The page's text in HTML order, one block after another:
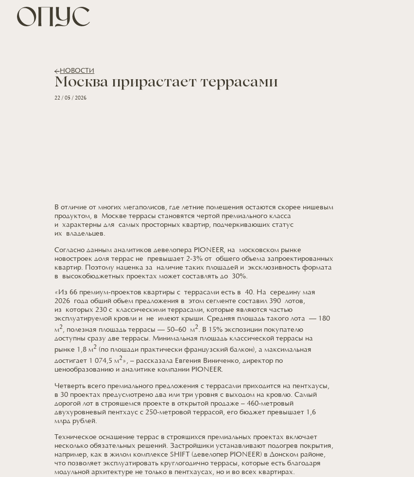
НОВОСТИ
Москва прирастает террасами
22 / 05 / 2026
В отличие от многих мегаполисов, где летние помещения остаются скорее нишевым
продуктом, в Москве террасы становятся чертой премиального класса
и характерны для самых просторных квартир, подчеркивающих статус
их владельцев.
Согласно данным аналитиков девелопера PIONEER, на московском рынке
новостроек доля террас не превышает 2-3% от общего объема запроектированных
квартир. Поэтому наценка за наличие таких площадей и эксклюзивность формата
в высокобюджетных проектах может составлять до 30%.
«Из 66 премиум-проектов квартиры с террасами есть в 40. На середину мая
2026 года общий объем предложения в этом сегменте составил 390 лотов,
из которых 230 с классическими террасами, которые являются частью
эксплуатируемой кровли и не имеют крыши. Средняя площадь такого лота — 180
м2, полезная площадь террасы — 50–60 м2. В 15% экспозиции покупателю
доступны сразу две террасы. Минимальная площадь классической террасы на
рынке 1,8 м2 (по площади практически французский балкон), а максимальная
достигает 1 074,5 м2», – рассказала Евгения Виниченко, директор по
ценообразованию и аналитике компании PIONEER.
Четверть всего премиального предложения с террасами приходится на пентхаусы,
в 30 проектах предусмотрено два или три уровня с выходом на кровлю. Самый
дорогой лот в строящемся проекте в открытой продаже – 460-метровый
двухуровневый пентхаус с 250-метровой террасой, его бюджет превышает 1,6
млрд рублей.
Техническое оснащение террас в строящихся премиальных проектах включает
несколько обязательных решений. Застройщики устанавливают подогрев покрытия,
например, как в жилом комплексе SHIFT (девелопер PIONEER) в Донском районе,
что позволяет эксплуатировать круглогодично террасы, которые есть благодаря
модульной архитектуре не только в пентхаусах, но и во всех квартирах.